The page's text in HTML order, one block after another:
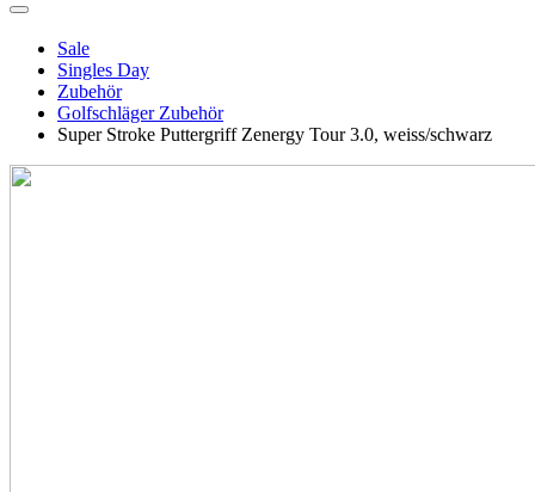
Sale
Singles Day
Zubehör
Golfschläger Zubehör
Super Stroke Puttergriff Zenergy Tour 3.0, weiss/schwarz